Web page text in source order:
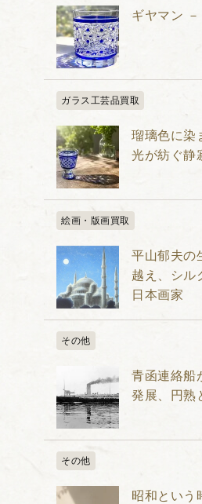
ギヤマン
ガラス工芸品買取
瑠璃色に
光が紡ぐ静
絵画・版画買取
平山郁夫の
越え、シル
日本画家
その他
青函連絡船
発展、円熟
その他
昭和という